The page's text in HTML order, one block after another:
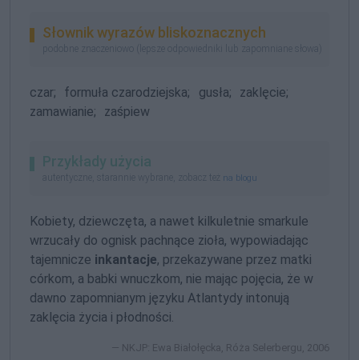
Słownik wyrazów bliskoznacznych
podobne znaczeniowo (lepsze odpowiedniki lub zapomniane słowa)
czar; formuła czarodziejska; gusła;
zaklęcie;
zamawianie;
zaśpiew
Przykłady użycia
autentyczne, starannie wybrane, zobacz też na blogu
Kobiety, dziewczęta, a nawet kilkuletnie smarkule
wrzucały do ognisk pachnące zioła, wypowiadając
tajemnicze inkantacje, przekazywane przez matki
córkom, a babki wnuczkom, nie mając pojęcia, że w
dawno zapomnianym języku Atlantydy intonują
zaklęcia życia i płodności.
NKJP: Ewa Białołęcka, Róża Selerbergu, 2006